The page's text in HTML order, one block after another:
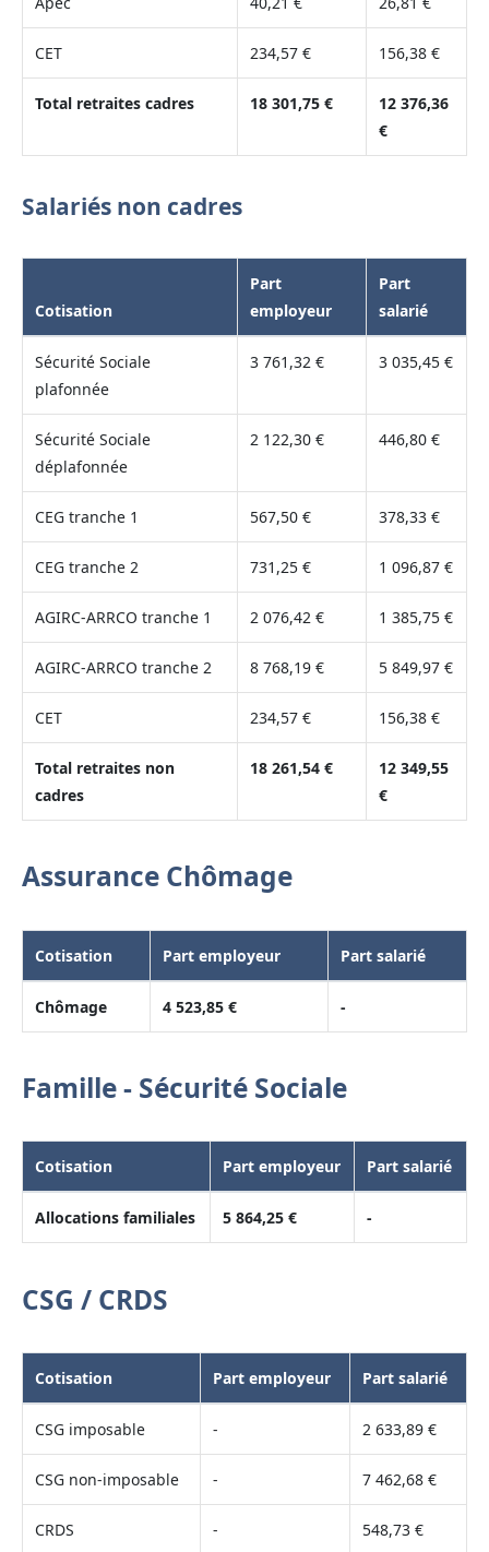
CET 234,57 € 156,38 €
Total retraites cadres 18 301,75 €
12 376,36
€
Salariés non cadres
Cotisation
Part
employeur
Part
salarié
Sécurité Sociale
plafonnée
3 761,32 € 3 035,45 €
Sécurité Sociale
déplafonnée
2 122,30 € 446,80 €
CEG tranche 1 567,50 € 378,33 €
CEG tranche 2 731,25 € 1 096,87 €
AGIRC-ARRCO tranche 1 2 076,42 € 1 385,75 €
AGIRC-ARRCO tranche 2 8 768,19 € 5 849,97 €
CET 234,57 € 156,38 €
Total retraites non
cadres
18 261,54 €
12 349,55
€
Assurance Chômage
Cotisation Part employeur Part salarié
Chômage 4 523,85 € -
Famille - Sécurité Sociale
Cotisation Part employeur Part salarié
Allocations familiales 5 864,25 € -
CSG / CRDS
Cotisation Part employeur Part salarié
CSG imposable - 2 633,89 €
CSG non-imposable - 7 462,68 €
CRDS - 548,73 €